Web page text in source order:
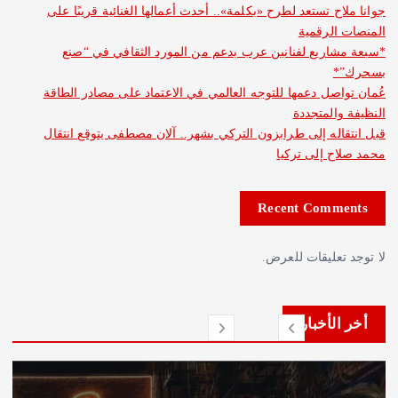
تستعد لطرح «بكلمة».. أحدث أعمالها الغنائية قريبًا على
لفنانين عرب بدعم من المورد الثقافي في “صنع
دعمها للتوجه العالمي في الاعتماد على مصادر الطاقة
إلى طرابزون التركي بشهر.. آلان مصطفى يتوقع انتقال
إلى تركيا
Recent
للعرض.